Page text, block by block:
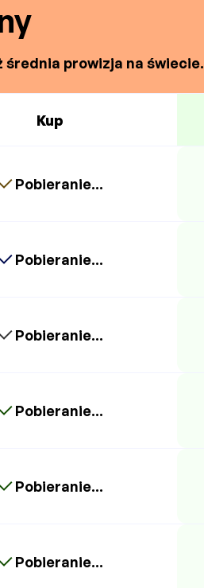
średnia prowizja na świecie.
Kup
Pobieranie...
Pobieranie...
Pobieranie...
Pobieranie...
Pobieranie...
Pobieranie...